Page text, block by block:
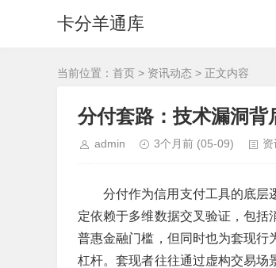
卡分羊通库
当前位置： 首页 > 资讯动态 > 正文内容
分付套路：技术漏洞背
admin 3个月前 (05-09)
分付作为信用支付工具的底层
定依赖于多维数据交叉验证，包
普惠金融门槛，但同时也为套现
杠杆。套现者往往通过虚构交易场